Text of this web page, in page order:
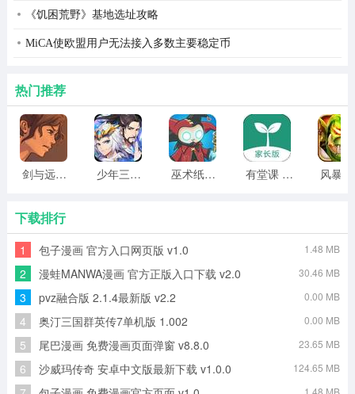
《饥困荒野》基地选址攻略
MiCA使欧盟用户无法接入多数主要稳定币
热门推荐
剑与远行人全角色版 vv1.14 少年三国志2无限元宝版最新版 vv5.3.9 巫术纸牌游戏 vv1.1.14 有堂课 v1.2.2
下载排行
1 包子漫画 官方入口网页版 v1.0 1.48 MB
2 漫蛙MANWA漫画 官方正版入口下载 v2.0 30.46 MB
3 pvz融合版 2.1.4最新版 v2.2 0.00 MB
4 奥汀三国群英传7单机版 1.002 0.00 MB
5 尾巴漫画 免费漫画页面弹窗 v8.8.0 23.65 MB
6 沙威玛传奇 安卓中文版最新下载 v1.0.0 124.65 MB
1.48 MB